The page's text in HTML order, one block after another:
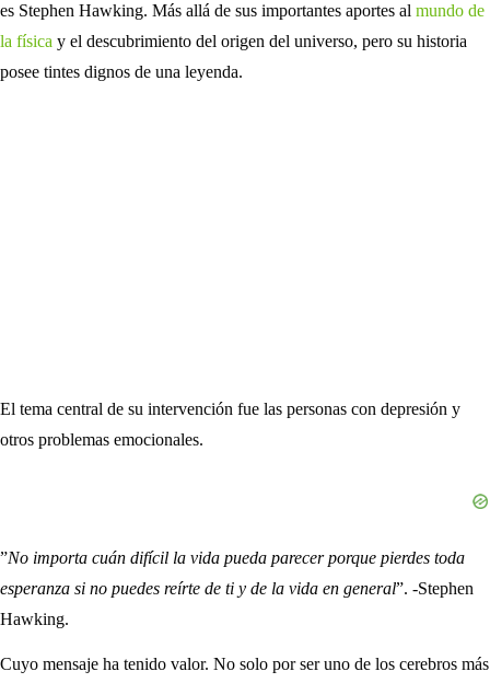
es Stephen Hawking. Más allá de sus importantes aportes al mundo de
la física y el descubrimiento del origen del universo, pero su historia
posee tintes dignos de una leyenda.
El tema central de su intervención fue las personas con depresión y
otros problemas emocionales.
”No importa cuán difícil la vida pueda parecer porque pierdes toda
esperanza si no puedes reírte de ti y de la vida en general”. -Stephen
Hawking.
Cuyo mensaje ha tenido valor. No solo por ser uno de los cerebros más